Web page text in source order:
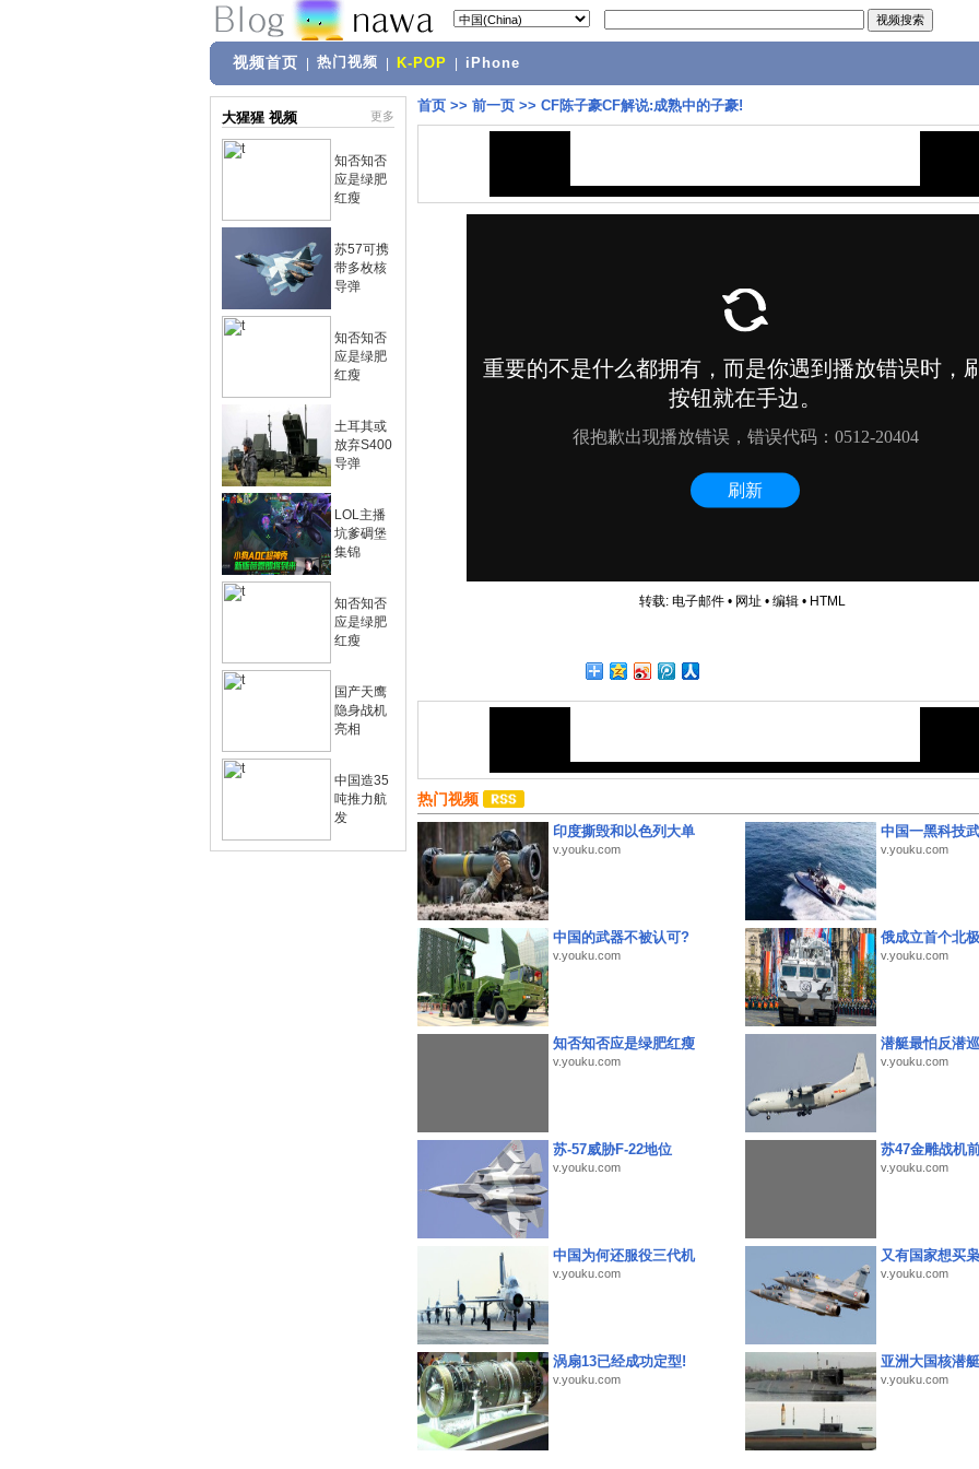
视频首页 热门视频 K-POP iPhone
大猩猩 视频 更多
知否知否
应是绿肥
红瘦
苏57可携
带多枚核
导弹
知否知否
应是绿肥
红瘦
土耳其或
放弃S400
导弹
LOL主播
坑爹碉堡
集锦
知否知否
应是绿肥
红瘦
国产天鹰
隐身战机
亮相
中国造35
吨推力航
发
首页 >> 前一页 >> CF陈子豪CF解说:成熟中的子豪!
转载: 电子邮件• 网址 • 编辑• HTML
热门视频
印度撕毁和以色列大单
v.youku.com
中国一黑科技
v.youku.com
中国的武器不被认可?
v.youku.com
俄成立首个北
v.youku.com
知否知否应是绿肥红瘦
v.youku.com
潜艇最怕反潜
v.youku.com
苏-57威胁F-22地位
v.youku.com
苏47金雕战机
v.youku.com
中国为何还服役三代机
v.youku.com
又有国家想买
v.youku.com
涡扇13已经成功定型!
v.youku.com
亚洲大国核潜
v.youku.com